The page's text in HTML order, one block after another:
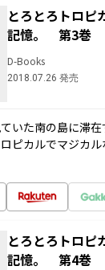
とろとろトロ
記憶。 第3巻
D-Books
2018.07.26 発売
いた南の島に滞
ピカルでマジカ
とろとろトロ
記憶。 第4巻